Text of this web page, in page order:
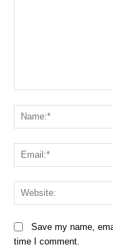
Save my name,
time I comment.